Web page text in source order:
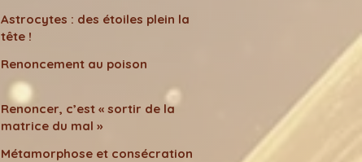
Astrocytes : des étoiles plein la
tête !
Renoncement au poison
Renoncer, c’est « sortir de la
matrice du mal »
Métamorphose et consécration